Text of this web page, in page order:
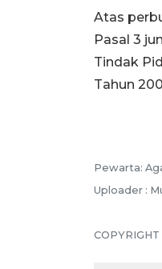
Atas
Pasal 3
Tindak
Tahun
Pewarta:
Uploader :